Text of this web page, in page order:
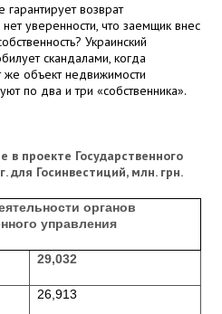
гарантирует возврат
уверенности, что заемщик внес
Украинский
скандалами, когда
же объект недвижимости
по два и три «собственника».
в проекте Государственного
Госинвестиций, млн. грн.
органов
управления
29,032
26,913